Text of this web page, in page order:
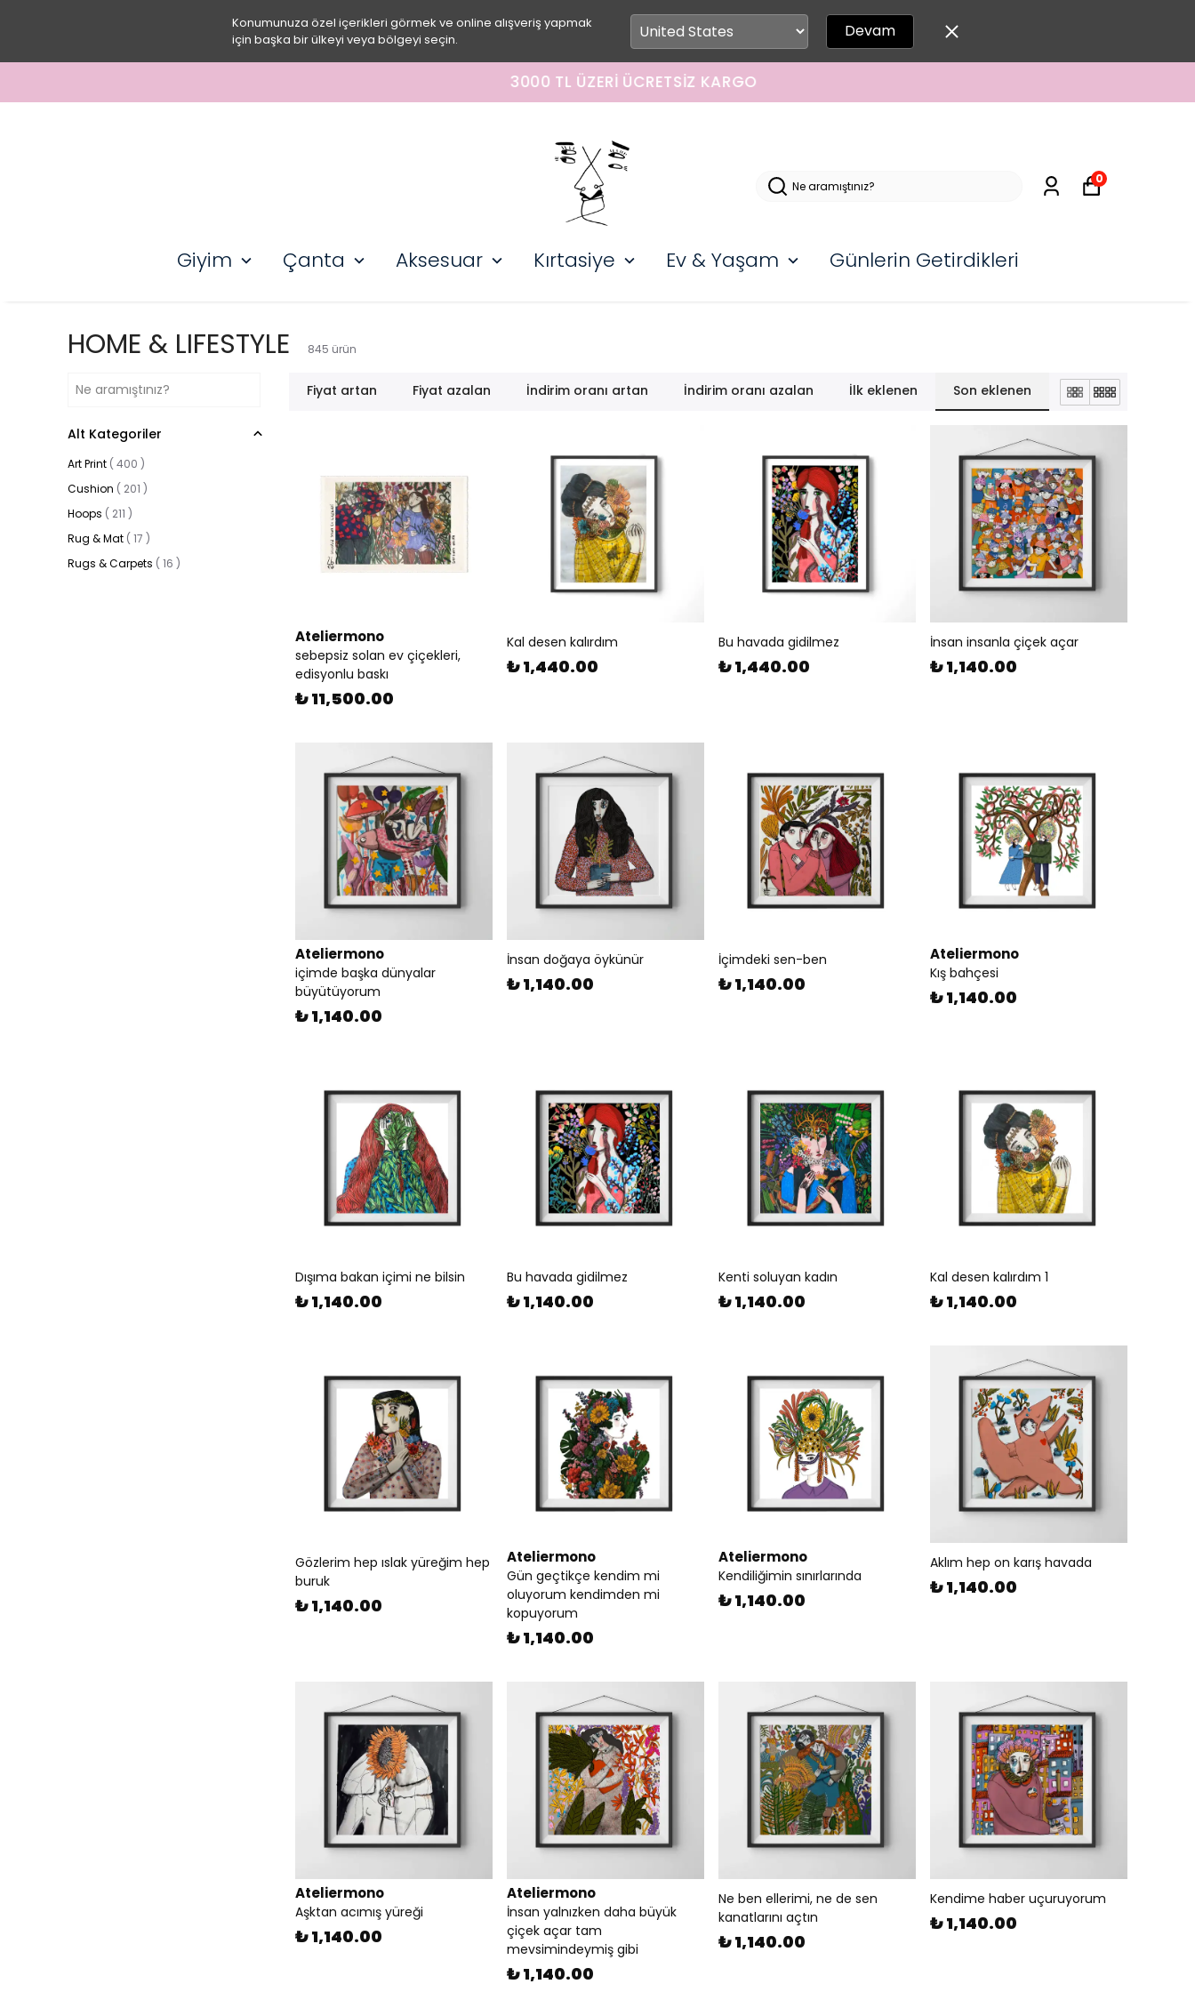
Konumunuza özel içerikleri görmek ve online alışveriş yapmak
için başka bir ülkeyi veya bölgeyi seçin.
Devam
3000 TL ÜZERI ÜCRETSIZ KARGO
Giyim Çanta Aksesuar Kırtasiye Ev & Yaşam Günlerin Getirdikleri
0
HOME & LIFESTYLE 845 ürün
Fiyat artan Fiyat azalan İndirim oranı artan İndirim oranı azalan İlk eklenen Son eklenen
Alt Kategoriler
Art Print ( 400 )
Cushion ( 201 )
Hoops ( 211 )
Rug & Mat ( 17 )
Rugs & Carpets ( 16 )
Ateliermono
sebepsiz solan ev çiçekleri,
edisyonlu baskı
₺ 11,500.00
Kal desen kalırdım
₺ 1,440.00
Bu havada gidilmez
₺ 1,440.00
İnsan insanla çiçek açar
₺ 1,140.00
Ateliermono
içimde başka dünyalar
büyütüyorum
₺ 1,140.00
İnsan doğaya öykünür
₺ 1,140.00
İçimdeki sen-ben
₺ 1,140.00
Ateliermono
Kış bahçesi
₺ 1,140.00
Dışıma bakan içimi ne bilsin
₺ 1,140.00
Bu havada gidilmez
₺ 1,140.00
Kenti soluyan kadın
₺ 1,140.00
Kal desen kalırdım 1
₺ 1,140.00
Gözlerim hep ıslak yüreğim hep
buruk
₺ 1,140.00
Ateliermono
Gün geçtikçe kendim mi
oluyorum kendimden mi
kopuyorum
₺ 1,140.00
Ateliermono
Kendiliğimin sınırlarında
₺ 1,140.00
Aklım hep on karış havada
₺ 1,140.00
Ateliermono
Aşktan acımış yüreği
₺ 1,140.00
Ateliermono
İnsan yalnızken daha büyük
çiçek açar tam
mevsimindeymiş gibi
₺ 1,140.00
Ne ben ellerimi, ne de sen
kanatlarını açtın
₺ 1,140.00
Kendime haber uçuruyorum
₺ 1,140.00